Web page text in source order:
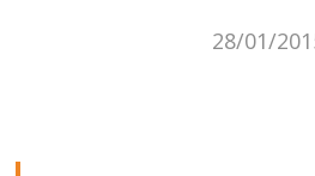
28/01/